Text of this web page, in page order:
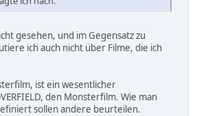
gesehen, und im Gegensatz zu
ich auch nicht über Filme, die ich
ist ein wesentlicher
den Monsterfilm. Wie man
sollen andere beurteilen.